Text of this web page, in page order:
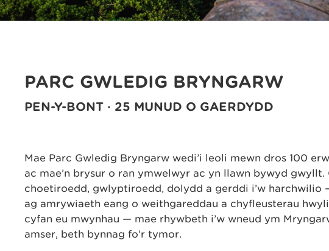
PARC GWLEDIG BRYNGARW
PEN-Y-BONT · 25 MUNUD O GAERDYDD
Mae Parc Gwledig Bryngarw wedi’i leoli mewn dros 100
ac mae’n brysur o ran ymwelwyr ac yn llawn bywyd gwyllt.
choetiroedd, gwlyptiroedd, dolydd a gerddi i’w harchwilio
ag amrywiaeth eang o weithgareddau a chyfleusterau
cyfan eu mwynhau — mae rhywbeth i’w wneud ym
amser, beth bynnag fo’r tymor.